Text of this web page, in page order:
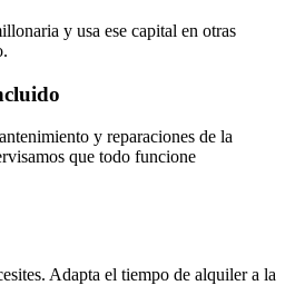
y usa ese capital en otras
y reparaciones de la
que todo funcione
Adapta el tiempo de alquiler a la